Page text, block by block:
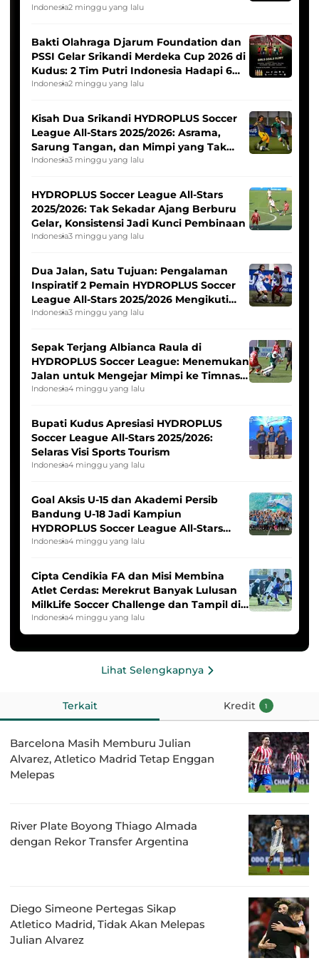
Indonesia2 minggu yang lalu
Bakti Olahraga Djarum Foundation dan
PSSI Gelar Srikandi Merdeka Cup 2026 di
Kudus: 2 Tim Putri Indonesia Hadapi 6
Tim Asia
Indonesia2 minggu yang lalu
Kisah Dua Srikandi HYDROPLUS Soccer
League All-Stars 2025/2026: Asrama,
Sarung Tangan, dan Mimpi yang Tak
Pernah Padam
Indonesia3 minggu yang lalu
HYDROPLUS Soccer League All-Stars
2025/2026: Tak Sekadar Ajang Berburu
Gelar, Konsistensi Jadi Kunci Pembinaan
Indonesia3 minggu yang lalu
Dua Jalan, Satu Tujuan: Pengalaman
Inspiratif 2 Pemain HYDROPLUS Soccer
League All-Stars 2025/2026 Mengikuti
Seleksi Timnas Indonesia Putri
Indonesia3 minggu yang lalu
Sepak Terjang Albianca Raula di
HYDROPLUS Soccer League: Menemukan
Jalan untuk Mengejar Mimpi ke Timnas
Indonesia Putri
Indonesia4 minggu yang lalu
Bupati Kudus Apresiasi HYDROPLUS
Soccer League All-Stars 2025/2026:
Selaras Visi Sports Tourism
Indonesia4 minggu yang lalu
Goal Aksis U-15 dan Akademi Persib
Bandung U-18 Jadi Kampiun
HYDROPLUS Soccer League All-Stars
2025/2026
Indonesia4 minggu yang lalu
Cipta Cendikia FA dan Misi Membina
Atlet Cerdas: Merekrut Banyak Lulusan
MilkLife Soccer Challenge dan Tampil di
HYDROPLUS Soccer League
Indonesia4 minggu yang lalu
Lihat Selengkapnya
Terkait Kredit 1
Barcelona Masih Memburu Julian
Alvarez, Atletico Madrid Tetap Enggan
Melepas
River Plate Boyong Thiago Almada
dengan Rekor Transfer Argentina
Diego Simeone Pertegas Sikap
Atletico Madrid, Tidak Akan Melepas
Julian Alvarez